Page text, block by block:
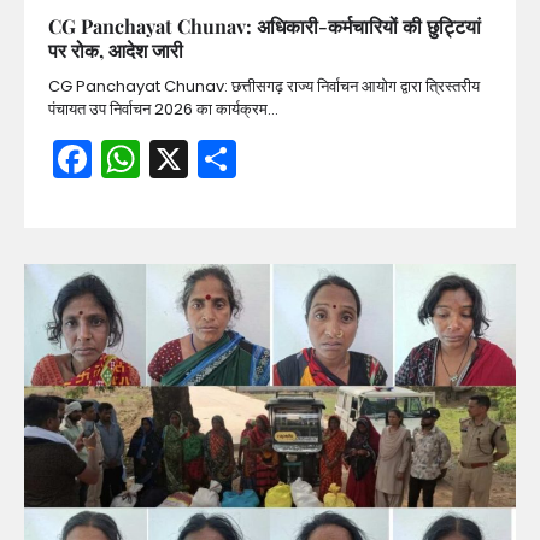
CG Panchayat Chunav: अधिकारी-कर्मचारियों की छुट्टियां
पर रोक, आदेश जारी
CG Panchayat Chunav: छत्तीसगढ़ राज्य निर्वाचन आयोग द्वारा त्रिस्तरीय
पंचायत उप निर्वाचन 2026 का कार्यक्रम…
Facebook
WhatsApp
X